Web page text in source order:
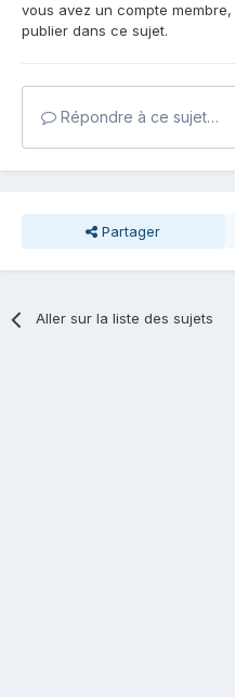
vous avez un compte membre,
publier dans ce sujet.
Répondre à ce sujet…
Partager
Aller sur la liste des sujets